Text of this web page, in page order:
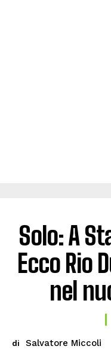
Solo: A
Ecco Rio
nel
di Salvatore Miccoli